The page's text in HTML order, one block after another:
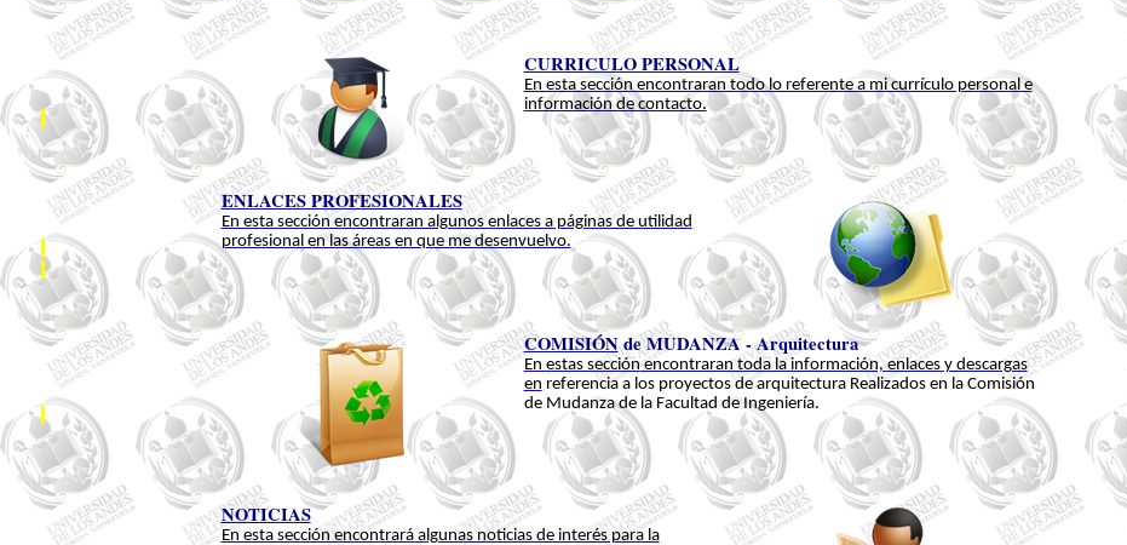
CURRICULO PERSONAL
En esta sección encontraran todo lo referente a mi currículo personal e
información de contacto.
ENLACES PROFESIONALES
En esta sección encontraran algunos enlaces a páginas de utilidad
profesional en las áreas en que me desenvuelvo.
COMISIÓNde MUDANZA - Arquitectura
En estas secciónencontraran toda la información, enlaces y descargas
en referencia a los proyectos de arquitectura Realizados en la Comisión
de Mudanza de la Facultad de Ingeniería.
NOTICIAS
En esta sección encontrará algunas noticias de interés para la